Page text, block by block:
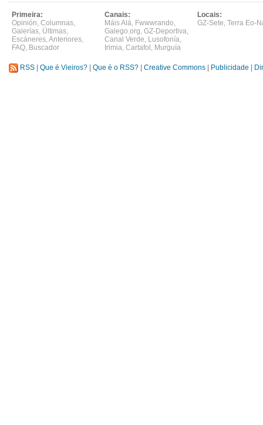
Primeira:
Opinión, Columnas,
Galerías, Últimas,
Escáneres,Anteriores,
FAQ, Buscador
Canais:
Máis Alá, Fwwwrando,
Galego.org, GZ-Deportiva,
Canal Verde, Lusofonía,
Irimia, Cartafol , Murguía
Locais:
GZ-Sete, Terra Eo-
RSS Que é Vieiros? Que é o RSS? Creative Commons Publicidade